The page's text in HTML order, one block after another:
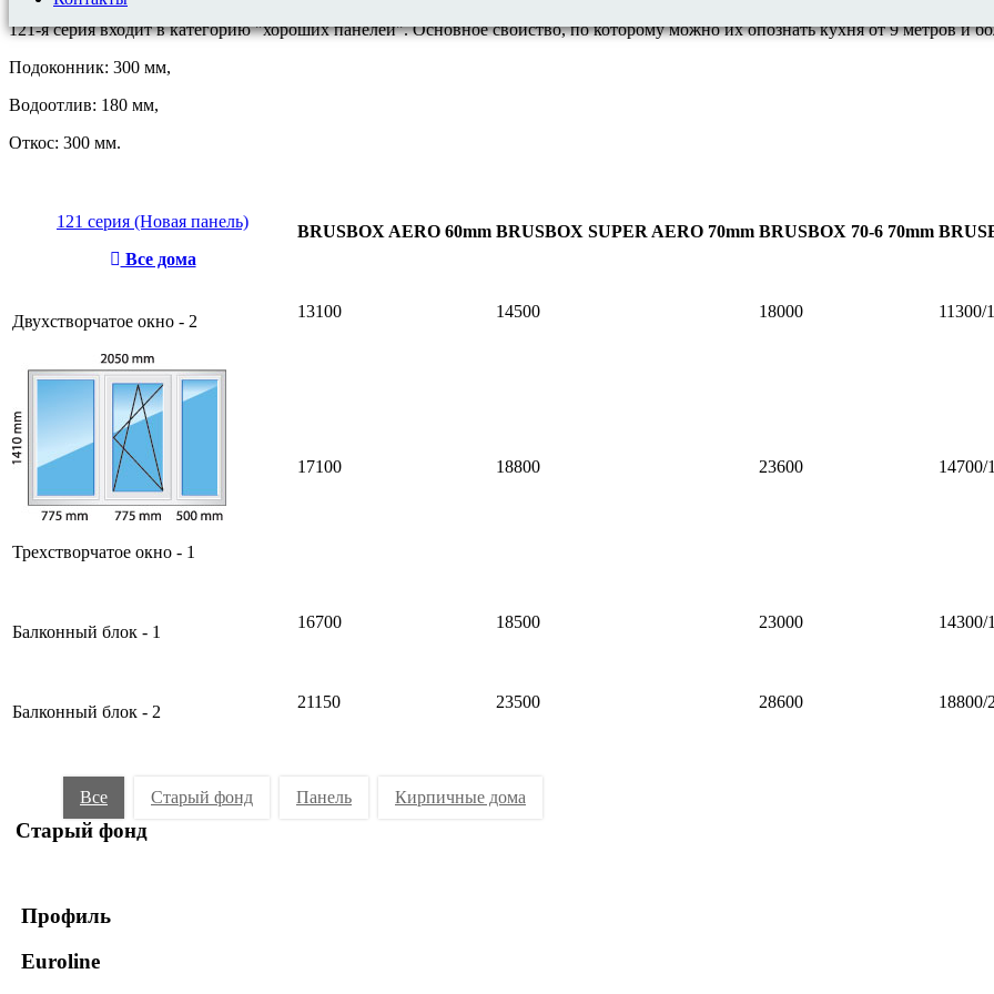
121-я серия входит в категорию "хороших панелей". Основное свойство, по которому можно их опознать кухня от 9 метров и
Подоконник: 300 мм,
Водоотлив: 180 мм,
Откос: 300 мм.
121 серия (Новая панель)
Все дома
BRUSBOX AERO 60mm BRUSBOX SUPER AERO 70mm BRUSBOX 70-6 70mm
Двухстворчатое окно - 2
13100 14500 18000 11300/
Трехстворчатое окно - 1
17100 18800 23600 14700/
Балконный блок - 1
16700 18500 23000 14300/
Балконный блок - 2
21150 23500 28600 18800/
Все Старый фонд Панель Кирпичные дома
Старый фонд
Профиль
Euroline